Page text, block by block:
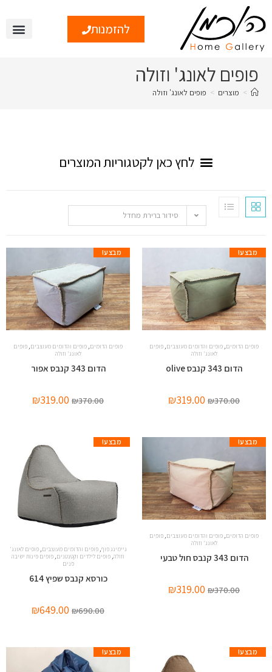
להזמנות
פופים לאונג' וזולה
> מוצרים > פופים לאונג' וזולה
סידור ברירת מחדל
מבצע!
פופים הדומים, פופים והדומים מעוצבים, פופים
לאונג' וזולה
הדום 343 קנבס olive
₪370.00
₪319.00
מבצע!
פופים הדומים, פופים והדומים מעוצבים, פופים
לאונג' וזולה
הדום 343 קנבס אפור
₪370.00
₪319.00
מבצע!
פופים הדומים, פופים והדומים מעוצבים, פופים
לאונג' וזולה
הדום 343 קנבס חול טבעי
₪370.00
₪319.00
מבצע!
גיימינג פוף ,פופים והדומים מעוצבים ,פופים לאונג'
וזולה פופים לילדים וקטנטנים פופים פינות ישיבה
פנים
כורסא קנבס שפיץ 614
₪690.00
₪649.00
מבצע! מבצע!